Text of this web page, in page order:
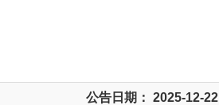
公告日期： 2025-12-22